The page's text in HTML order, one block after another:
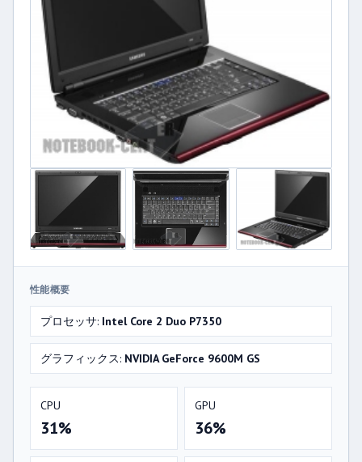
性能概要
プロセッサ: Intel Core 2 Duo P7350
グラフィックス: NVIDIA GeForce 9600M GS
CPU
31%
GPU
36%